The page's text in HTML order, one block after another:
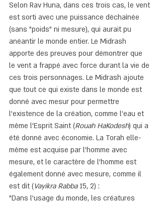
Selon Rav Huna, dans ces trois cas, le vent
est sorti avec une puissance déchaînée
(sans "poids" ni mesure), qui aurait pu
anéantir le monde entier. Le Midrash
apporte des preuves pour démontrer que
le vent a frappé avec force durant la vie de
ces trois personnages. Le Midrash ajoute
que tout ce qui existe dans le monde est
donné avec mesur pour permettre
l'existence de la création, comme l'eau et
même l'Esprit Saint (Rouah HaKodesh) qui a
été donné avec économie. La Torah elle-
même est acquise par l'homme avec
mesure, et le caractère de l'homme est
également donné avec mesure, comme il
est dit (Vayikra Rabba 15, 2) :
"Dans l'usage du monde, les créatures